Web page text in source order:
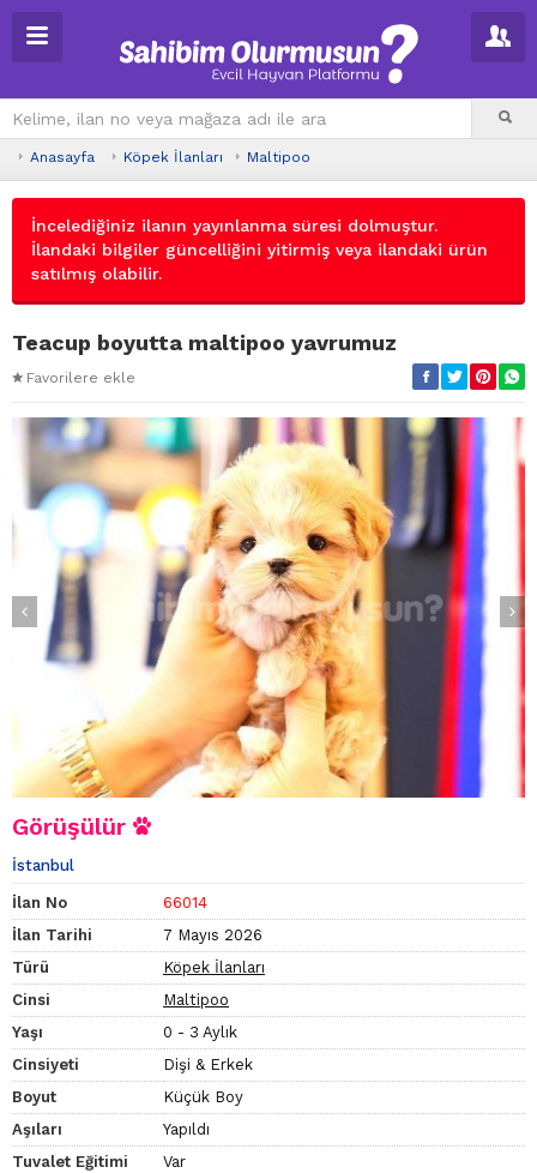
Anasayfa Köpek İlanları Maltipoo
İncelediğiniz ilanın yayınlanma süresi dolmuştur.
İlandaki bilgiler güncelliğini yitirmiş veya ilandaki ürün
satılmış olabilir.
Teacup boyutta maltipoo yavrumuz
Favorilere ekle
Görüşülür
İstanbul
İlan No
66014
İlan Tarihi
7 Mayıs 2026
Türü
Köpek İlanları
Cinsi
Maltipoo
Yaşı
0 - 3 Aylık
Cinsiyeti
Dişi & Erkek
Boyut
Küçük Boy
Aşıları
Yapıldı
Tuvalet Eğitimi
Var